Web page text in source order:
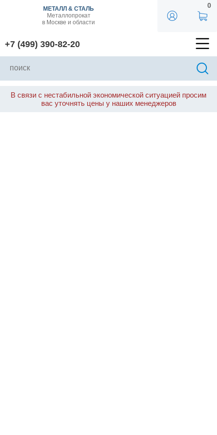
МЕТАЛЛ & СТАЛЬ
Металлопрокат
в Москве и области
+7 (499) 390-82-20
0
В связи с нестабильной экономической ситуацией просим
вас уточнять цены у наших менеджеров